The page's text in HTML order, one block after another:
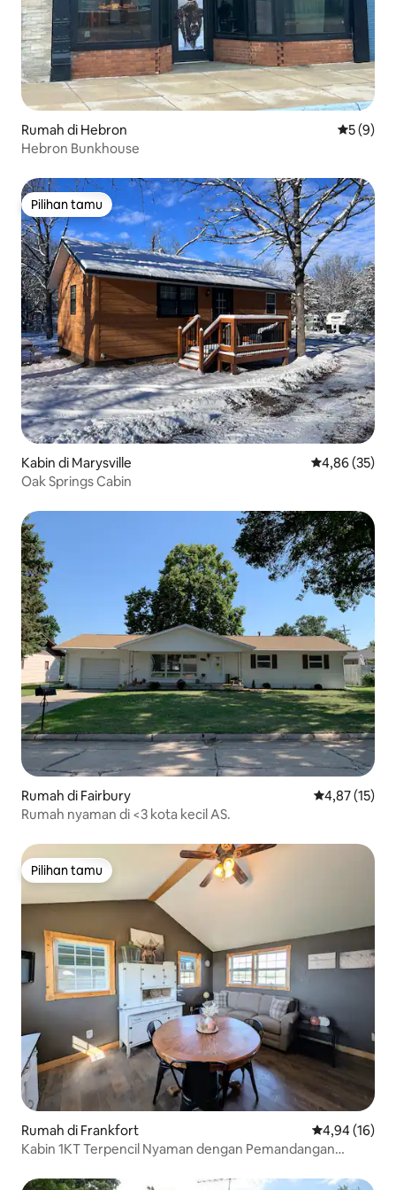
Rumah di Hebron Nilai
5 (9)
Hebron Bunkhouse
Pilihan tamu
Pilihan tamu
Kabin di Marysville Nilai rata-rata
4,86 (35)
Oak Springs Cabin
Rumah di Fairbury Nilai rata-
4,87 (15)
Rumah nyaman di <3 kota kecil AS.
Pilihan tamu
Pilihan tamu
Rumah di Frankfort Nilai rata-rata
4,94 (16)
Kabin 1KT Terpencil Nyaman dengan Pemandangan